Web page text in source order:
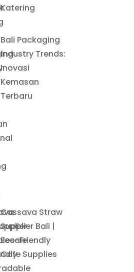
Katering
Bali Packaging
Industry Trends:
Inovasi
Kemasan
Terbaru
Cassava Straw
Supplier Bali |
Eco-Friendly
Cafe Supplies